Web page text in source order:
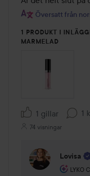
Översatt från
1 PRODUKT I
MARMELAD
1 gillar 1
74 visningar
Lovisa
LYKO